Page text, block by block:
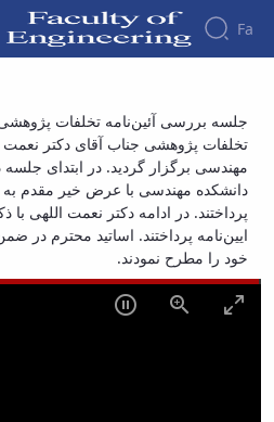
Fa
جلسه بررسی
جلسه بررسی آئین‌نامه تخلفات
تخلفات پژوهشی جناب آقای دکتر نعمت
مهندسی برگزار گردید. در ابتدای
دانشکده مهندسی با عرض خیر مقدم به
پرداختند. در ادامه دکتر نعمت اللهی
ایین‌نامه پرداختند. اساتید محترم در
خود را مطرح نمودند.